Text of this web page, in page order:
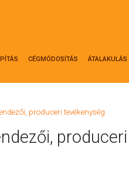
CÉGMÓDOSÍTÁS ÁTALAKULÁS
produceri tevékenység
produceri